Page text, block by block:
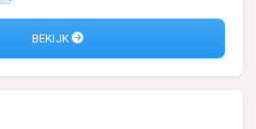
BEKIJK